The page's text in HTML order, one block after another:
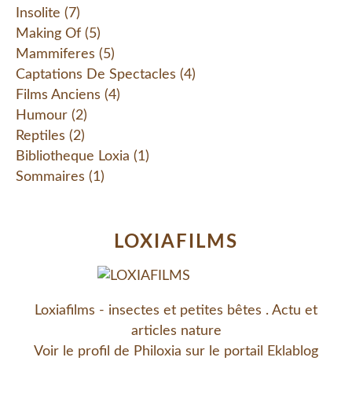
Insolite (7)
Making Of (5)
Mammiferes (5)
Captations De Spectacles (4)
Films Anciens (4)
Humour (2)
Reptiles (2)
Bibliotheque Loxia (1)
Sommaires (1)
LOXIAFILMS
Loxiafilms - insectes et petites bêtes . Actu et
articles nature
Voir le profil de Philoxia sur le portail Eklablog